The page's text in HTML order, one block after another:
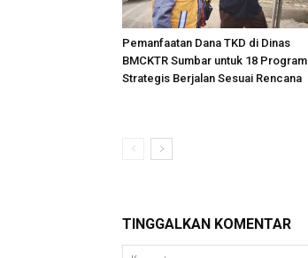
Pemanfaatan Dana TKD di Dinas
BMCKTR Sumbar untuk 18 Program
Strategis Berjalan Sesuai Rencana
TINGGALKAN KOMENTAR